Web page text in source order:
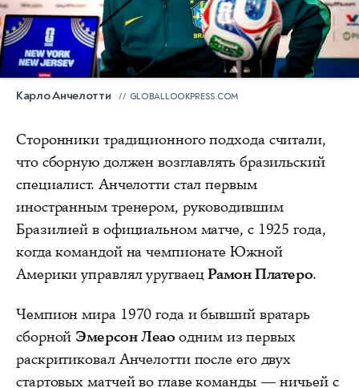
Карло Анчелотти GLOBALLOOKPRESS.COM
Сторонники традиционного подхода считали,
что сборную должен возглавлять бразильский
специалист. Анчелотти стал первым
иностранным тренером, руководившим
Бразилией в официальном матче, с 1925 года,
когда командой на чемпионате Южной
Америки управлял уругваецРамон Платеро.
Чемпион мира 1970 года и бывший вратарь
сборной Эмерсон Леао одним из первых
раскритиковал Анчелотти после его двух
стартовых матчей во главе команды — ничьей с